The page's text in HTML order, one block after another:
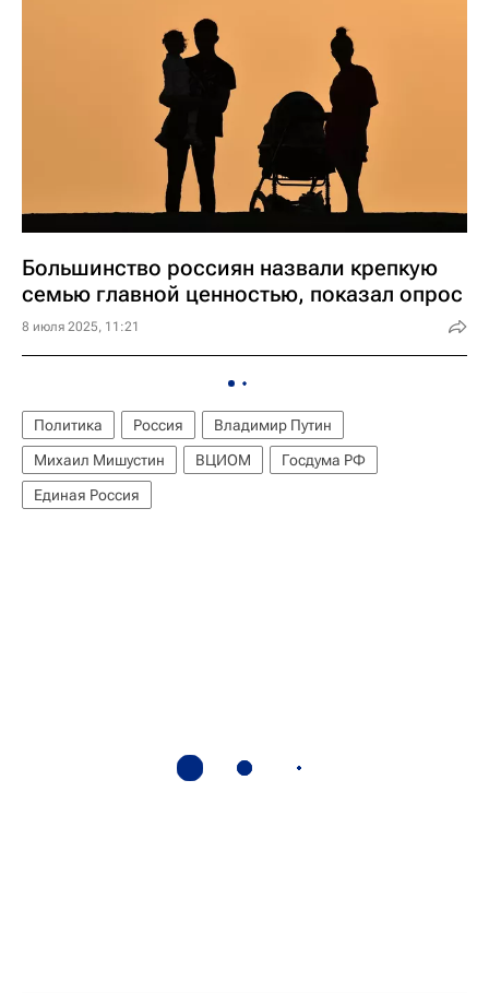
Большинство россиян назвали крепкую
семью главной ценностью, показал опрос
8 июля 2025, 11:21
Политика Россия
Владимир Путин
Михаил Мишустин
ВЦИОМ
Госдума РФ
Единая Россия